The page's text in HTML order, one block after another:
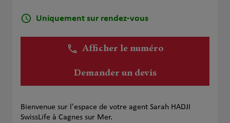
Uniquement sur rendez-vous
Afficher le numéro
Demander un devis
Bienvenue sur l'espace de votre agent Sarah HADJI
SwissLife à Cagnes sur Mer.